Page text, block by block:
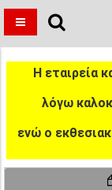
Η εταιρεία
λόγω
ενώ ο